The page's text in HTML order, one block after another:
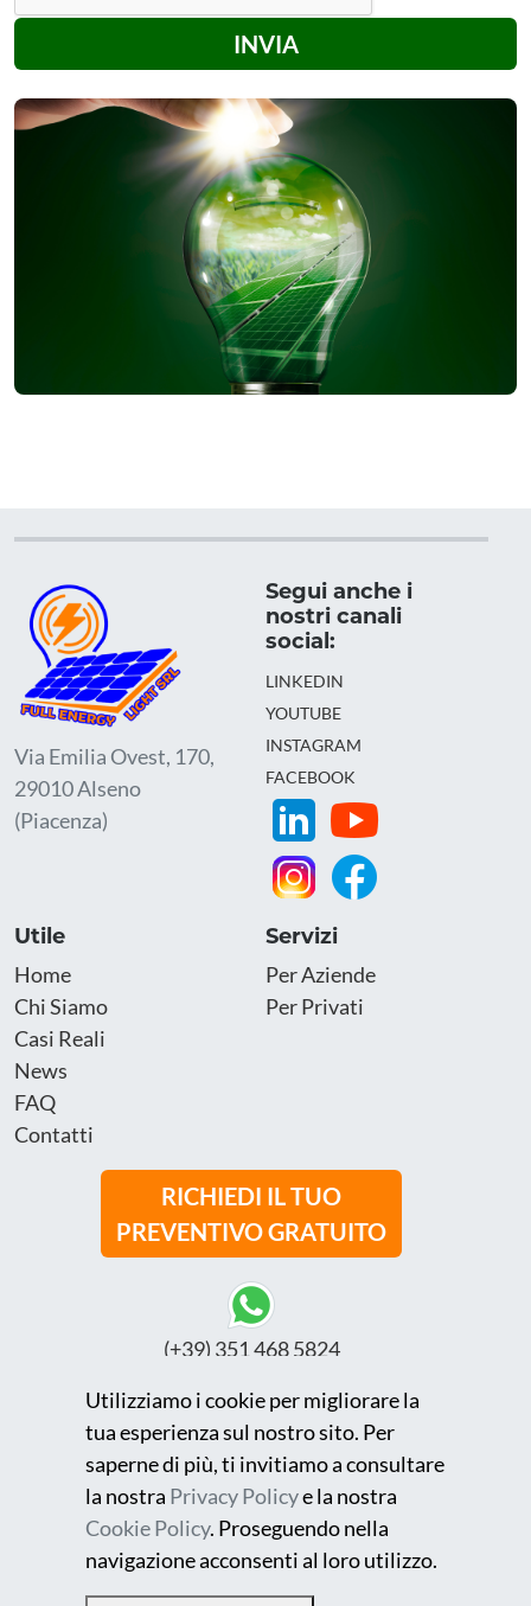
INVIA
Via Emilia Ovest, 170,
29010 Alseno
(Piacenza)
Segui anche i
nostri canali
social:
LINKEDIN
YOUTUBE
INSTAGRAM
FACEBOOK
Utile
Home
Chi Siamo
Casi Reali
News
FAQ
Contatti
Servizi
Per Aziende
Per Privati
RICHIEDI IL TUO
PREVENTIVO GRATUITO
(+39) 351 468 5824
info@fullenergylightsrl.com
©2025 All rights reserved - Fullenergylight SRL - P. Iva
01856370331
Realizzato da Seom Digital Marketing e Comunicazione
Utilizziamo i cookie per migliorare la
tua esperienza sul nostro sito. Per
saperne di più, ti invitiamo a consultare
la nostra Privacy Policye la nostra
Cookie Policy. Proseguendo nella
navigazione acconsenti al loro utilizzo.